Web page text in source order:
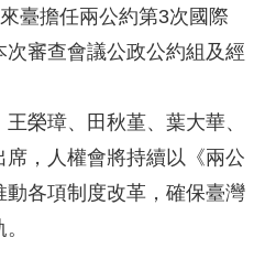
臺擔任兩公約第3次國際
審查會議公政公約組及經
榮璋、田秋堇、葉大華、
，人權會將持續以《兩公
各項制度改革，確保臺灣